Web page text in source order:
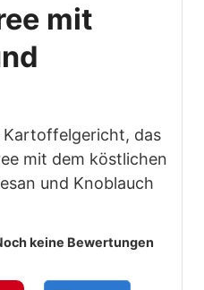
mit
Kartoffelgericht, das
mit dem köstlichen
und Knoblauch
keine Bewertungen